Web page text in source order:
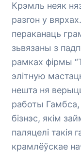
Крэмль неяк
разгон у
пераканаць
зьвязаны з
рамках фірмы
элітную
нешта ня
работы Гамбса,
бізнэс, якім
паляцелі такія
крамлёўскае